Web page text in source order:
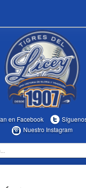
en Facebook
Nuestro Instagram